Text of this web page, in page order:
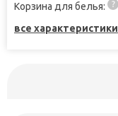
Корзина для белья:
все характеристики